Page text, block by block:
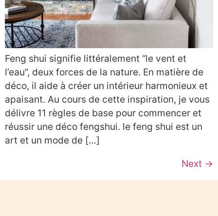
Feng shui signifie littéralement “le vent et
l’eau”, deux forces de la nature. En matière de
déco, il aide à créer un intérieur harmonieux et
apaisant. Au cours de cette inspiration, je vous
délivre 11 règles de base pour commencer et
réussir une déco fengshui. le feng shui est un
art et un mode de […]
Next →